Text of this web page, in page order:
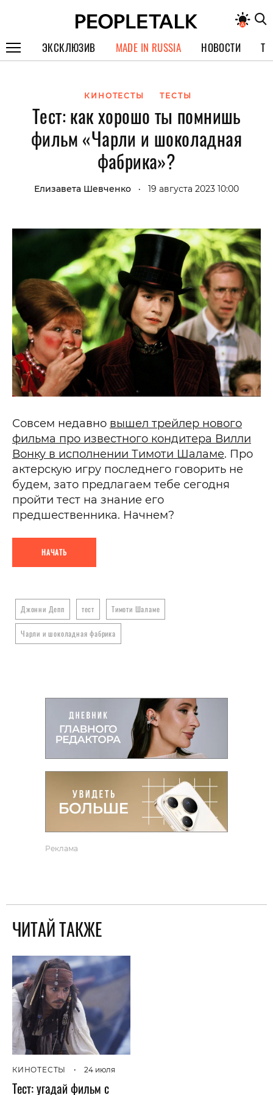
ЭКСКЛЮЗИВ
СПЕЦПРОЕКТЫ
ИНТЕРВЬЮ
ПОКОЛЕНИЕ
MADE IN RUSSIA НОВОСТИ
КИНОТЕСТЫ ТЕСТЫ
Тест: как хорошо ты помнишь
фильм «Чарли и шоколадная
фабрика»?
Елизавета Шевченко • 19 августа 2023 10:00
Совсем недавно вышел трейлер нового
фильма про известного кондитера Вилли
Вонку в исполнении Тимоти Шаламе. Про
актерскую игру последнего говорить не
будем, зато предлагаем тебе сегодня
пройти тест на знание его
предшественника. Начнем?
НАЧАТЬ
Джонни Депп тест Тимоти Шаламе
Чарли и шоколадная фабрика
Реклама
ЧИТАЙ ТАКЖЕ
КИНОТЕСТЫ • 24 июля
Тест: угадай фильм с